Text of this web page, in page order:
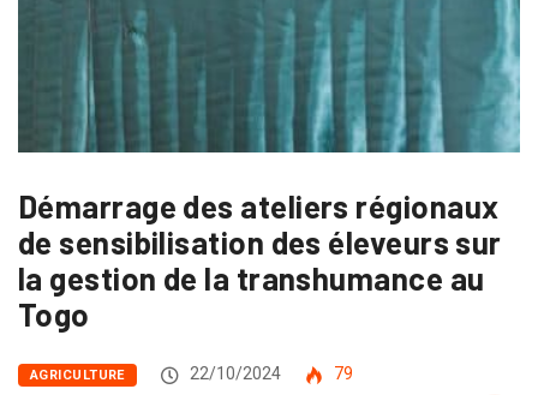
Démarrage des ateliers régionaux
de sensibilisation des éleveurs sur
la gestion de la transhumance au
Togo
AGRICULTURE 22/10/2024
79